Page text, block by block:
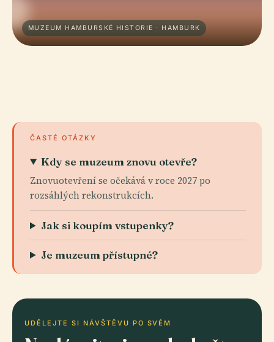
MUZEUM HAMBURSKÉ HISTORIE · HAMBURK
ČASTÉ OTÁZKY
Kdy se muzeum znovu otevře?
Znovuotevření se očekává v roce 2027 po
rozsáhlých rekonstrukcích.
Jak si koupím vstupenky?
Je muzeum přístupné?
UDĚLEJTE SI NÁVŠTĚVU PO SVÉM